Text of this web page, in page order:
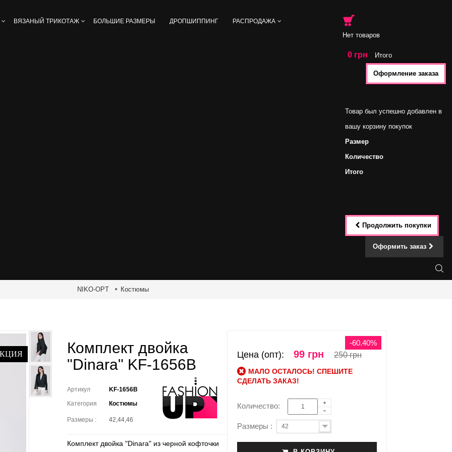
Нет товаров
0 грн Итого
Оформление заказа
Товар был успешно добавлен в
вашу корзину покупок
Размер
Количество
Итого
Продолжить покупки
Оформить заказ
ВЯЗАНЫЙ ТРИКОТАЖ БОЛЬШИЕ РАЗМЕРЫ ДРОПШИППИНГ РАСПРОДАЖА
NIKO-OPT Костюмы
Комплект двойка
"Dinara" KF-1656B
Артикул
KF-1656B
Категория
Костюмы
Размеры : 42,44,46
Комплект двойка "Dinara" из черной кофточки
Цена (опт): 99 грн 250 грн
МАЛО ОСТАЛОСЬ! СПЕШИТЕ
СДЕЛАТЬ ЗАКАЗ!
-60.40%
Количество:
Размеры : 42